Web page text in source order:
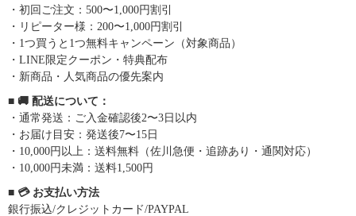
・初回ご注文：500〜1,000円割引
・リピーター様：200〜1,000円割引
・1つ買うと1つ無料キャンペーン（対象商品）
・LINE限定クーポン・特典配布
・新商品・人気商品の優先案内
■ 🚚 配送について：
・通常発送：ご入金確認後2〜3日以内
・お届け目安：発送後7〜15日
・10,000円以上：送料無料（佐川急便・追跡あり・通関対応）
・10,000円未満：送料1,500円
■ 💳 お支払い方法
銀行振込/クレジットカード/PAYPAL